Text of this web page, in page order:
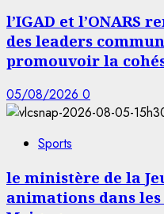
l’IGAD et l’ONARS
des leaders
promouvoir la
05/08/2026 0
Sports
le ministère de la
animations dans les